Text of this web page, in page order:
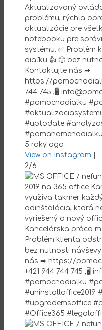
Aktualizovaný
problému, rýchla
aktualizácie pre
notebooku pre
systému. ✅
diaľku 👍 🙂 bez
Kontaktujte nás ➡
https://
744 745 ,🖥
#pomocnadialku
#uptodate
#pomahamenadialku
5 roky ago
View on Instagram |
2/6